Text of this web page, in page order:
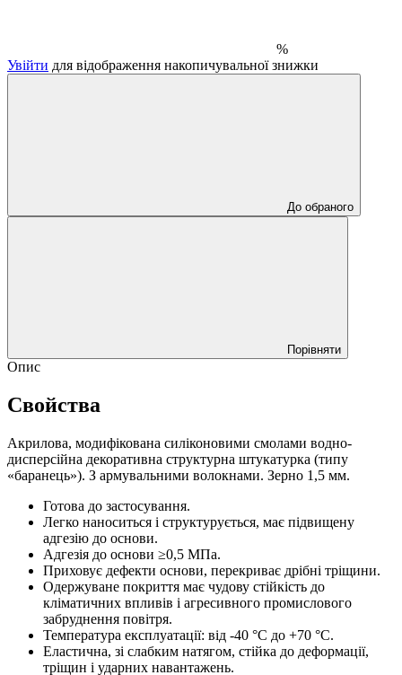
%
Увійти для відображення накопичувальної знижки
До обраного
Порівняти
Опис
Свойства
Акрилова, модифікована силіконовими смолами водно-
дисперсійна декоративна структурна штукатурка (типу
«баранець»). З армувальними волокнами. Зерно 1,5 мм.
Готова до застосування.
Легко наноситься і структурується, має підвищену
адгезію до основи.
Адгезія до основи ≥0,5 МПа.
Приховує дефекти основи, перекриває дрібні тріщини.
Одержуване покриття має чудову стійкість до
кліматичних впливів і агресивного промислового
забруднення повітря.
Температура експлуатації: від -40 °С до +70 °С.
Еластична, зі слабким натягом, стійка до деформації,
тріщин і ударних навантажень.